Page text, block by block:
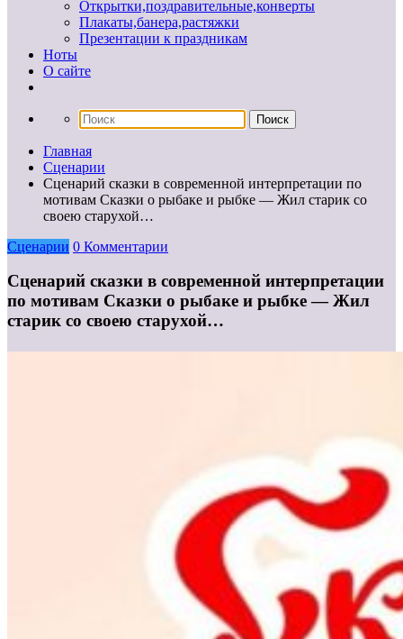
Открытки,поздравительные,конверты
Плакаты,банера,растяжки
Презентации к праздникам
Ноты
О сайте
Главная
Сценарии
Сценарий сказки в современной интерпретации по
мотивам Сказки о рыбаке и рыбке — Жил старик со
своею старухой…
Сценарии 0 Комментарии
Сценарий сказки в современной интерпретации
по мотивам Сказки о рыбаке и рыбке — Жил
старик со своею старухой…